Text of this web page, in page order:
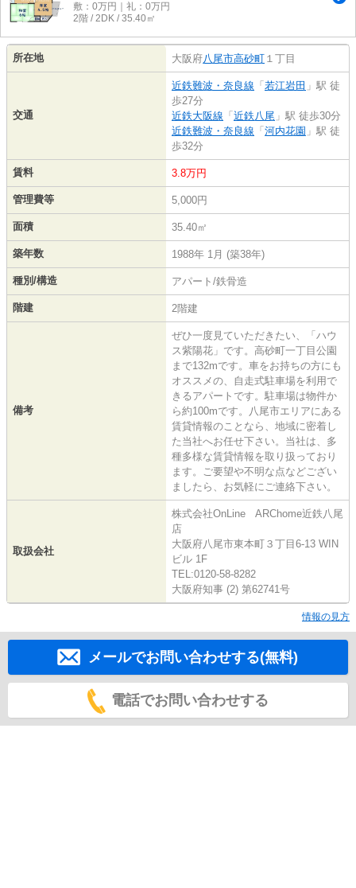
敷：0万円｜礼：0万円
2階 / 2DK / 35.40㎡
所在地 大阪府八尾市高砂町 １丁目
交通
近鉄難波・奈良線 「 若江岩田 」駅 徒
歩27分
近鉄大阪線 「 近鉄八尾 」駅 徒歩30分
近鉄難波・奈良線 「 河内花園 」駅 徒
歩32分
賃料 3.8万円
管理費等 5,000円
面積 35.40㎡
築年数 1988年 1月 (築38年)
種別/構造 アパート/鉄骨造
階建 2階建
備考
ぜひ一度見ていただきたい、「ハウ
ス紫陽花」です。高砂町一丁目公園
まで132mです。車をお持ちの方にも
オススメの、自走式駐車場を利用で
きるアパートです。駐車場は物件か
ら約100mです。八尾市エリアにある
賃貸情報のことなら、地域に密着し
た当社へお任せ下さい。当社は、多
種多様な賃貸情報を取り扱っており
ます。ご要望や不明な点などござい
ましたら、お気軽にご連絡下さい。
取扱会社
株式会社OnLine ARChome近鉄八尾
店
大阪府八尾市東本町３丁目6-13 WIN
ビル 1F
TEL:0120-58-8282
大阪府知事 (2) 第62741号
情報の見方
メールでお問い合わせする(無料)
電話でお問い合わせする